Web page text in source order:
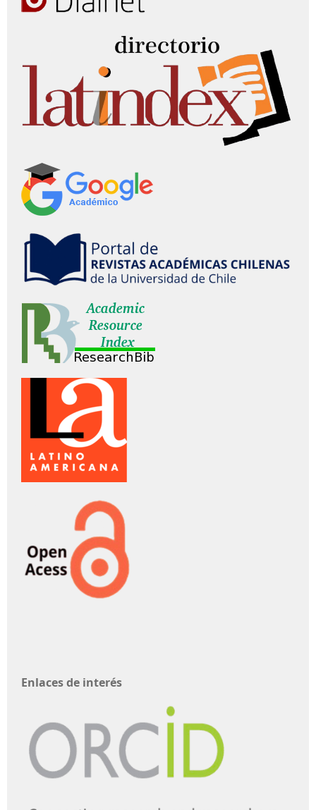
Enlaces de interés